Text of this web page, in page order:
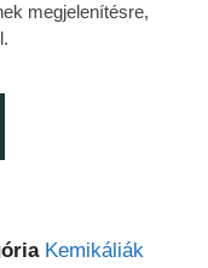
megjelenítésre,
Kemikáliák